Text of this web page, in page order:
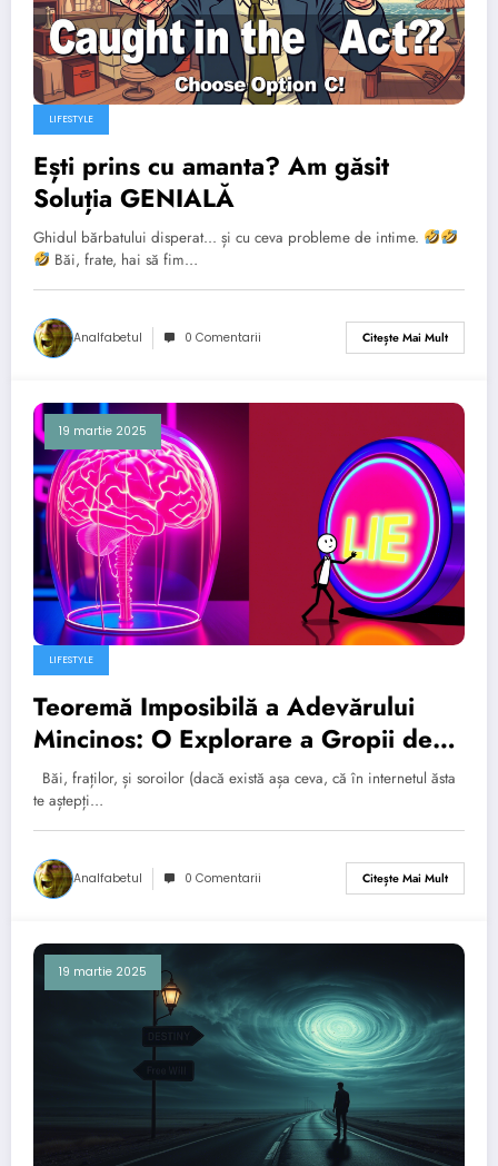
LIFESTYLE
Ești prins cu amanta? Am găsit
Soluția GENIALĂ
Ghidul bărbatului disperat... și cu ceva probleme de intime.
Băi, frate, hai să fim…
Analfabetul 0 Comentarii Citește Mai Mult
19 martie 2025
LIFESTYLE
Teoremă Imposibilă a Adevărului
Mincinos: O Explorare a Gropii de
Iepuri Cognitive
Băi, fraților, și soroilor (dacă există așa ceva, că în internetul ăsta
te aștepți…
Analfabetul 0 Comentarii Citește Mai Mult
19 martie 2025